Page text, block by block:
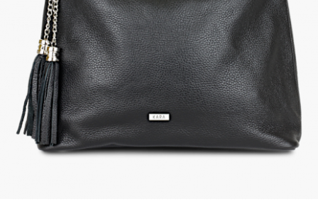
Darčekové poukazy
Extra výhodné
Zľavy
Bundy a kabáty -50 %
Česky Slovensky